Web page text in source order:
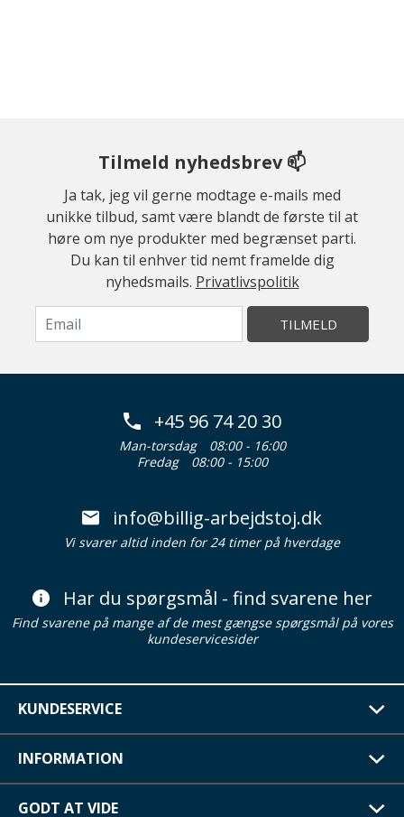
Tilmeld nyhedsbrev 📫
Ja tak, jeg vil gerne modtage e-mails med
unikke tilbud, samt være blandt de første til at
høre om nye produkter med begrænset parti.
Du kan til enhver tid nemt framelde dig
nyhedsmails. Privatlivspolitik
TILMELD
+45 96 74 20 30
Man-torsdag
08:00 - 16:00
Fredag
08:00 - 15:00
info@billig-arbejdstoj.dk
Vi svarer altid inden for 24 timer på hverdage
Har du spørgsmål - find svarene her
Find svarene på mange af de mest gængse spørgsmål på vores
kundeservicesider
KUNDESERVICE
INFORMATION
GODT AT VIDE